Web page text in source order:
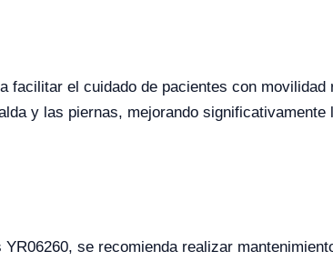
el cuidado de pacientes con movilidad
y las piernas, mejorando significativamente
se recomienda realizar